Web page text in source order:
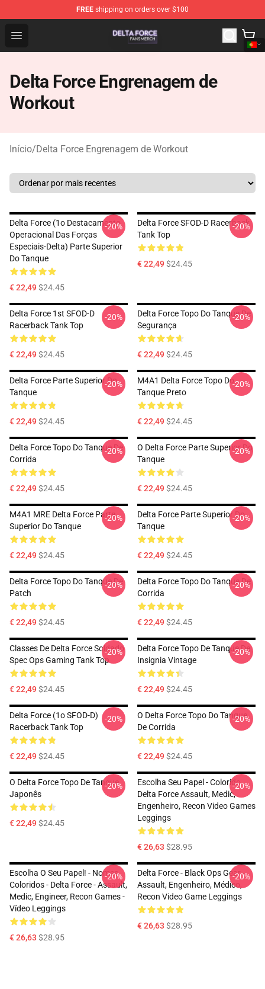
FREE shipping on orders over $100
Open menu
Delta Force Shop - Official Delta Force Merchandise
Delta Force Engrenagem de
Workout
Início/Delta Force Engrenagem de Workout
Delta Force (1o Destacamento
Operacional Das Forças
Especiais-Delta) Parte Superior
Do Tanque
€ 22,49$24.45
-20%
Delta Force SFOD-D Racerback
Tank Top
€ 22,49$24.45
-20%
Delta Force 1st SFOD-D
Racerback Tank Top
€ 22,49$24.45
-20%
Delta Force Topo Do Tanque De
Segurança
€ 22,49$24.45
-20%
Delta Force Parte Superior Do
Tanque
€ 22,49$24.45
-20%
M4A1 Delta Force Topo Do
Tanque Preto
€ 22,49$24.45
-20%
Delta Force Topo Do Tanque De
Corrida
€ 22,49$24.45
-20%
O Delta Force Parte Superior Do
Tanque
€ 22,49$24.45
-20%
M4A1 MRE Delta Force Parte
Superior Do Tanque
€ 22,49$24.45
-20%
Delta Force Parte Superior Do
Tanque
€ 22,49$24.45
-20%
Delta Force Topo Do Tanque De
Patch
€ 22,49$24.45
-20%
Delta Force Topo Do Tanque De
Corrida
€ 22,49$24.45
-20%
Classes De Delta Force Soldado
Spec Ops Gaming Tank Top
€ 22,49$24.45
-20%
Delta Force Topo De Tanque De
Insignia Vintage
€ 22,49$24.45
-20%
Delta Force (1o SFOD-D)
Racerback Tank Top
€ 22,49$24.45
-20%
O Delta Force Topo Do Tanque
De Corrida
€ 22,49$24.45
-20%
O Delta Force Topo De Tanque
Japonês
€ 22,49$24.45
-20%
Escolha Seu Papel - Colorido
Delta Force Assault, Medic,
Engenheiro, Recon Video Games
Leggings
€ 26,63 $28.95
-20%
Escolha O Seu Papel! - Nomes
Coloridos - Delta Force - Assault,
Medic, Engineer, Recon Games -
Vídeo Leggings
€ 26,63 $28.95
-20%
Delta Force - Black Ops Gear -
Assault, Engenheiro, Médico,
Recon Video Game Leggings
€ 26,63 $28.95
-20%